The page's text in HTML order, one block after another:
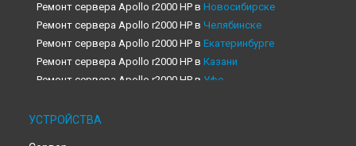
Ремонт сервера Apollo r2000 HP в Новосибирске
Ремонт сервера Apollo r2000 HP в Челябинске
Ремонт сервера Apollo r2000 HP в Екатеринбурге
Ремонт сервера Apollo r2000 HP в Казани
Ремонт сервера Apollo r2000 HP в Уфе
Ремонт сервера Apollo r2000 HP в
УСТРОЙСТВА